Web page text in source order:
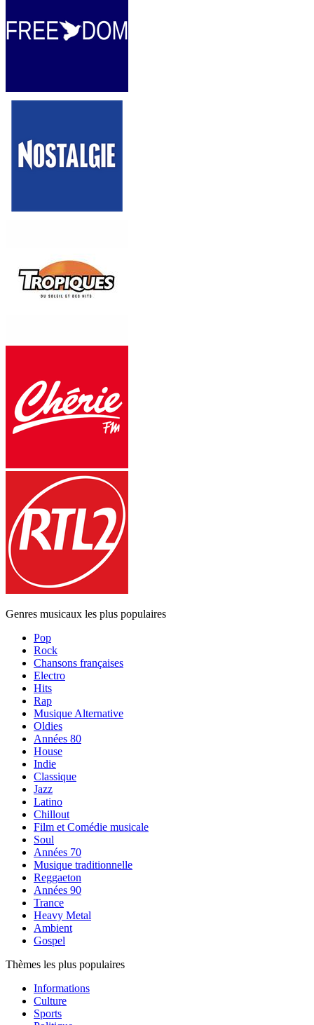
Genres musicaux les plus populaires
Pop
Rock
Chansons françaises
Electro
Hits
Rap
Musique Alternative
Oldies
Années 80
House
Indie
Classique
Jazz
Latino
Chillout
Film et Comédie musicale
Soul
Années 70
Musique traditionnelle
Reggaeton
Années 90
Trance
Heavy Metal
Ambient
Gospel
Thèmes les plus populaires
Informations
Culture
Sports